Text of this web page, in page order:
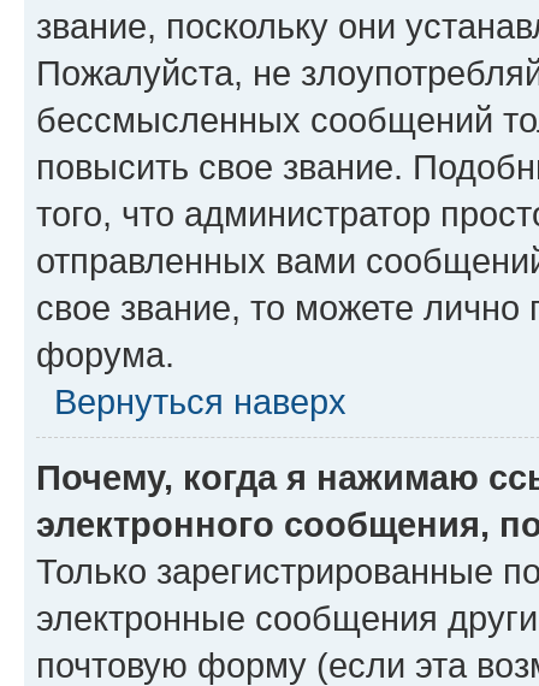
звание, поскольку они
Пожалуйста, не
бессмысленных сообщений
повысить свое звание.
того, что администратор
отправленных вами
свое звание, то можете лично
форума.
Вернуться наверх
Почему, когда я нажимаю
электронного сообщения,
Только зарегистрированные
электронные сообщения
почтовую форму (если эта